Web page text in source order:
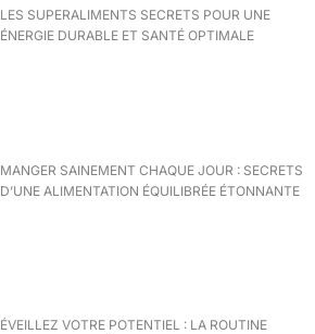
LES SUPERALIMENTS SECRETS POUR UNE
ÉNERGIE DURABLE ET SANTÉ OPTIMALE
MANGER SAINEMENT CHAQUE JOUR : SECRETS
D’UNE ALIMENTATION ÉQUILIBRÉE ÉTONNANTE
ÉVEILLEZ VOTRE POTENTIEL : LA ROUTINE